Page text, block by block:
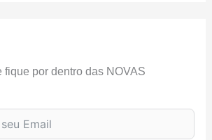
fique por dentro das NOVAS